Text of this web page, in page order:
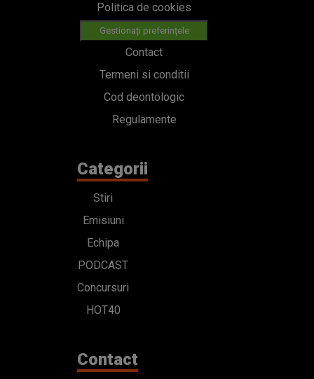
Politica de cookies
Gestionați preferințele
Contact
Termeni si conditii
Cod deontologic
Regulamente
Categorii
Stiri
Emisiuni
Echipa
PODCAST
Concursuri
HOT40
Contact